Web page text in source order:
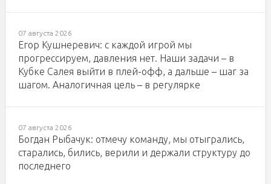
07 августа 2026
Егор Кушнеревич: с каждой игрой мы
прогрессируем, давления нет. Наши задачи – в
Кубке Салея выйти в плей-офф, а дальше – шаг за
шагом. Аналогичная цель – в регулярке
07 августа 2026
Богдан Рыбачук: отмечу команду, мы отыгрались,
старались, бились, верили и держали структуру до
последнего